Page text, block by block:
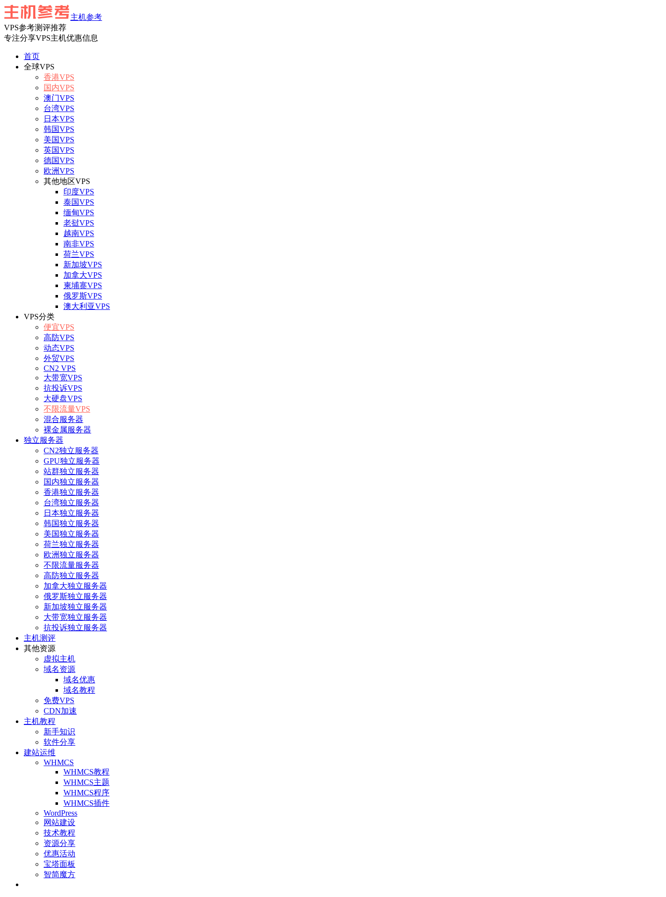
主机参考
VPS参考测评推荐
专注分享VPS主机优惠信息
首页
全球VPS
香港VPS
国内VPS
澳门VPS
台湾VPS
日本VPS
韩国VPS
美国VPS
英国VPS
德国VPS
欧洲VPS
其他地区VPS
印度VPS
泰国VPS
缅甸VPS
老挝VPS
越南VPS
南非VPS
荷兰VPS
新加坡VPS
加拿大VPS
柬埔寨VPS
俄罗斯VPS
澳大利亚VPS
VPS分类
便宜VPS
高防VPS
动态VPS
外贸VPS
CN2 VPS
大带宽VPS
抗投诉VPS
大硬盘VPS
不限流量VPS
混合服务器
裸金属服务器
独立服务器
CN2独立服务器
GPU独立服务器
站群独立服务器
国内独立服务器
香港独立服务器
台湾独立服务器
日本独立服务器
韩国独立服务器
美国独立服务器
荷兰独立服务器
欧洲独立服务器
不限流量服务器
高防独立服务器
加拿大独立服务器
俄罗斯独立服务器
新加坡独立服务器
大带宽独立服务器
抗投诉独立服务器
主机测评
其他资源
虚拟主机
域名资源
域名优惠
域名教程
免费VPS
CDN加速
主机教程
新手知识
软件分享
建站运维
WHMCS
WHMCS教程
WHMCS主题
WHMCS程序
WHMCS插件
WordPress
网站建设
技术教程
资源分享
优惠活动
宝塔面板
智简魔方